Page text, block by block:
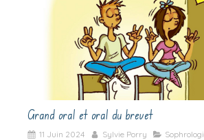
Grand oral et oral du brevet
11 Juin 2024 Sylvie Porry